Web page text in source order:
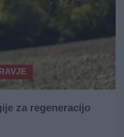
za regeneracijo